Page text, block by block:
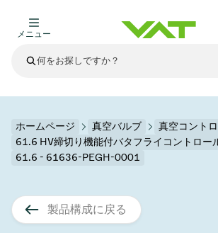
メニュー
真空バルブ
真空コントロールバルブ
フランジコネクタとガスケット
かいけつさく
半導体製造
プロセスコントロールとアイソレーショ
ディスプレイのドライエッチング
医療・医薬品分野
真空炉
太陽電池薄膜の蒸着
宇宙シミュレーション
アップグレード＆レトロフィットソリュ
Financial reports
ホームページ 真空バルブ
真空コント
61.6 HV締切り機能付バタフライコントロー
61.6 - 61636-PEGH-0001
製品構成に戻る